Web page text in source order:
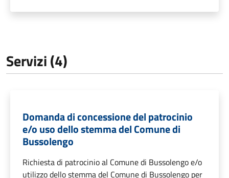
Servizi (4)
Domanda di concessione del patrocinio
e/o uso dello stemma del Comune di
Bussolengo
Richiesta di patrocinio al Comune di Bussolengo e/o
utilizzo dello stemma del Comune di Bussolengo per